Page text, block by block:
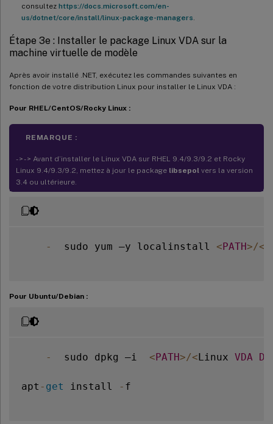
consultez https://docs.microsoft.com/en-
us/dotnet/core/install/linux-package-managers
Étape 3e : Installer le package Linux VDA sur la
machine virtuelle de modèle
Après avoir installé .NET, exécutez les commandes suivantes en
fonction de votre distribution Linux pour installer le Linux VDA :
Pour RHEL/CentOS/Rocky Linux :
REMARQUE :
- > - > Avant d’installer le Linux VDA sur RHEL 9.4/9.3/9.2 et Rocky
Linux 9.4/9.3/9.2, mettez à jour le package libsepol vers la version
3.4 ou ultérieure.
-
  sudo yum –y localinstall
<PATH>/<
Pour Ubuntu/Debian :
-
  sudo dpkg –i
<PATH>/<Linux VDA
apt - get install - f